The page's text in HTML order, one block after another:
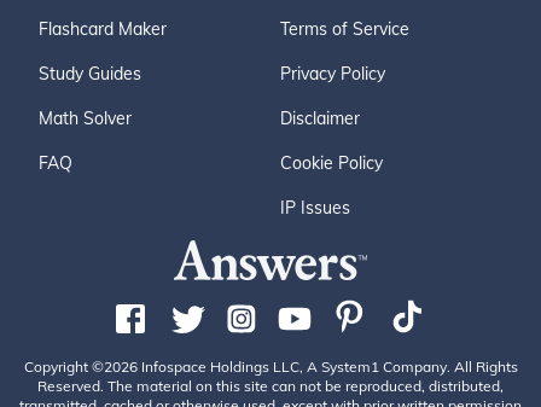
Flashcard Maker
Study Guides
Math Solver
FAQ
Terms of Service
Privacy Policy
Disclaimer
Cookie Policy
IP Issues
Copyright ©2026 Infospace Holdings LLC, A System1 Company. All Rights
Reserved. The material on this site can not be reproduced, distributed,